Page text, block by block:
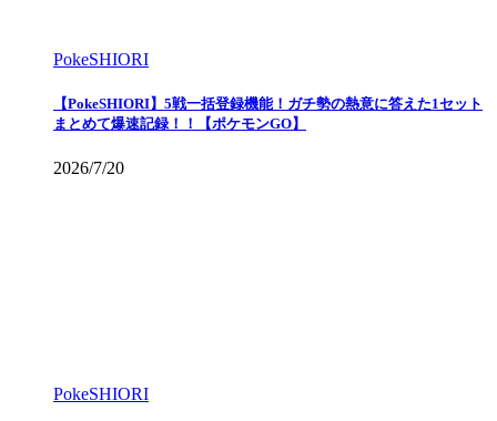
PokeSHIORI
【PokeSHIORI】5戦一括登録機能！ガチ勢の熱意に答えた1セット
まとめて爆速記録！！【ポケモンGO】
2026/7/20
PokeSHIORI